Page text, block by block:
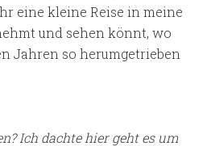
eine kleine Reise in meine
und sehen könnt, wo
Jahren so herumgetrieben
Ich dachte hier geht es um